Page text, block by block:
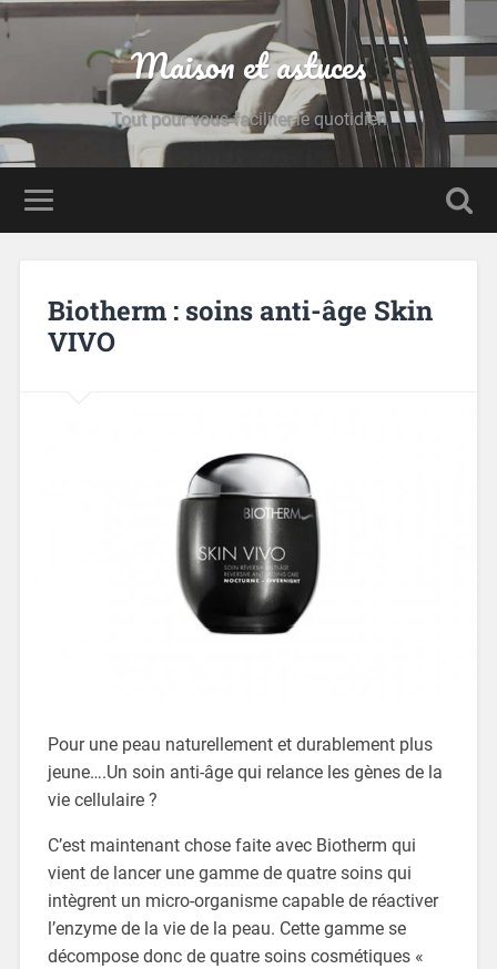
Maison et astuces
Tout pour vous faciliter le quotidien
Biotherm : soins anti-âge Skin
VIVO
Pour une peau naturellement et durablement plus
jeune….Un soin anti-âge qui relance les gènes de la
vie cellulaire ?
C’est maintenant chose faite avec Biotherm qui
vient de lancer une gamme de quatre soins qui
intègrent un micro-organisme capable de réactiver
l’enzyme de la vie de la peau. Cette gamme se
décompose donc de quatre soins cosmétiques «